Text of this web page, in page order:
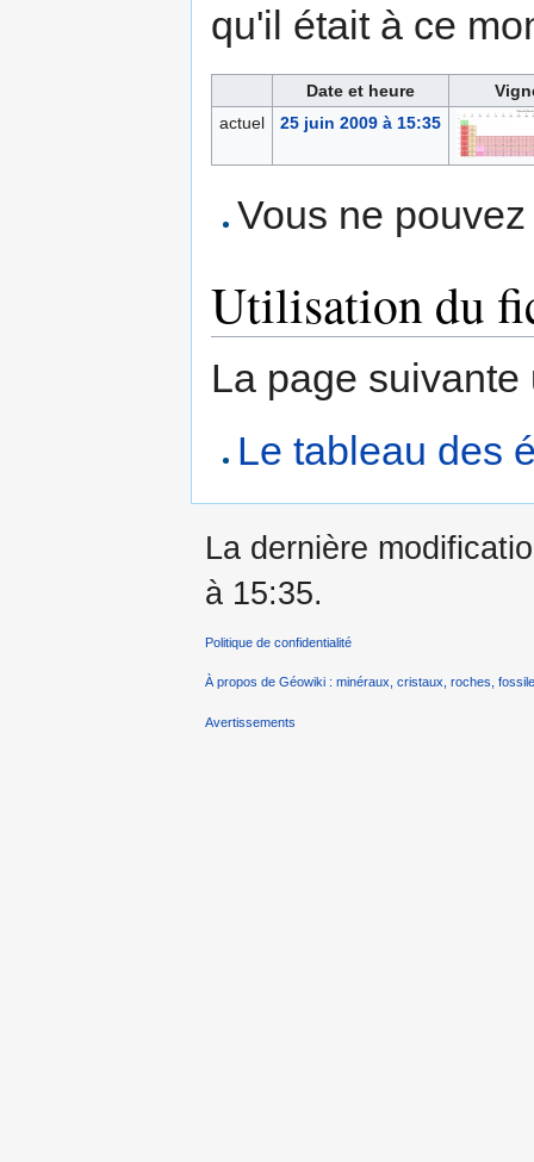
qu'il était à ce
Date et heure
actuel
25 juin 2009 à 15:35
Vous ne
Utilisation du
La page
Le tableau des
La dernière
à 15:35.
Politique de confidentialité
À propos de Géowiki : minéraux, cristaux, roches,
Avertissements